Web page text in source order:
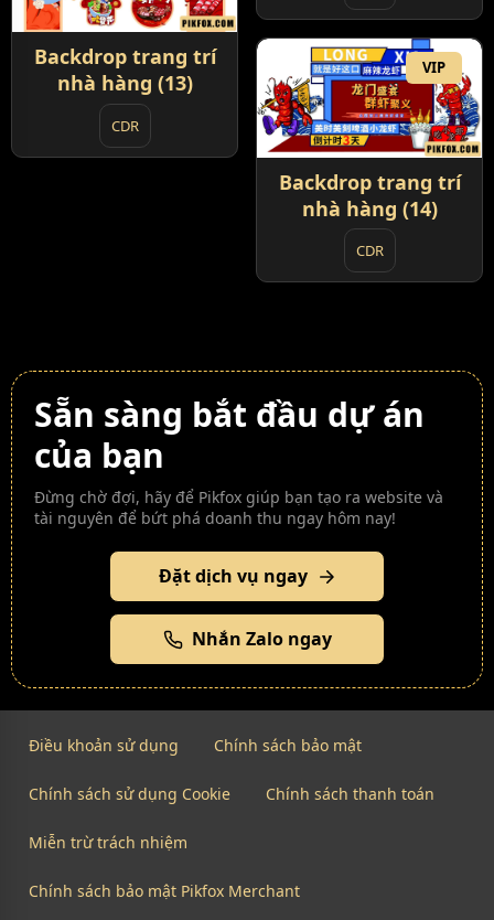
Backdrop trang trí
nhà hàng (13)
CDR
VIP
Backdrop trang trí
nhà hàng (14)
CDR
Sẵn sàng bắt đầu dự án
của bạn
Đừng chờ đợi, hãy để Pikfox giúp bạn tạo ra website và
tài nguyên để bứt phá doanh thu ngay hôm nay!
Đặt dịch vụ ngay
Nhắn Zalo ngay
Điều khoản sử dụng Chính sách bảo mật
Chính sách sử dụng Cookie Chính sách thanh toán
Miễn trừ trách nhiệm
Chính sách bảo mật Pikfox Merchant